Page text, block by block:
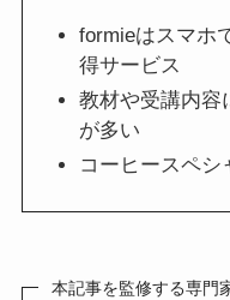
formieはスマホ
得サービス
教材や受講内容
が多い
コーヒースペシ
本記事を監修する専門